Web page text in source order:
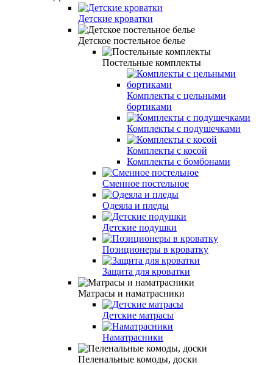
Детские кроватки
Детское постельное белье
Постельные комплекты
Комплекты с цельными
бортиками
Комплекты с подушечками
Комплекты с косой
Комплекты с бомбонами
Сменное постельное
Одеяла и пледы
Детские подушки
Позиционеры в кроватку
Защита для кроватки
Матрасы и наматрасники
Детские матрасы
Наматрасники
Пеленальные комоды, доски